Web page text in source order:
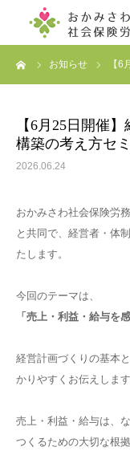
お知らせ 【
【6月25日開催
構築の考え方セ
2026.06.24
おかみさわ社会保険労
と共同で、経営者・体
たします。
今回のテーマは、
「売上・利益・給与を
経営計画づくりの基本
かりやすくお伝えします
売上・利益・給与は、
つくるための大切な根
ホーム
サービス案内
プロフィール
お客様の声
お問い合わせ